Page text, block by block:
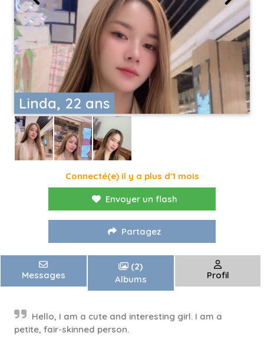
Linda, 22 ans
Connecté(e) il y a plus d'1 mois
Envoyer un flash
Partagez
Messages
(2)
Albums
Profil
Hello, I am a cute and interesting girl. I am a
petite, fair-skinned person. ⁠